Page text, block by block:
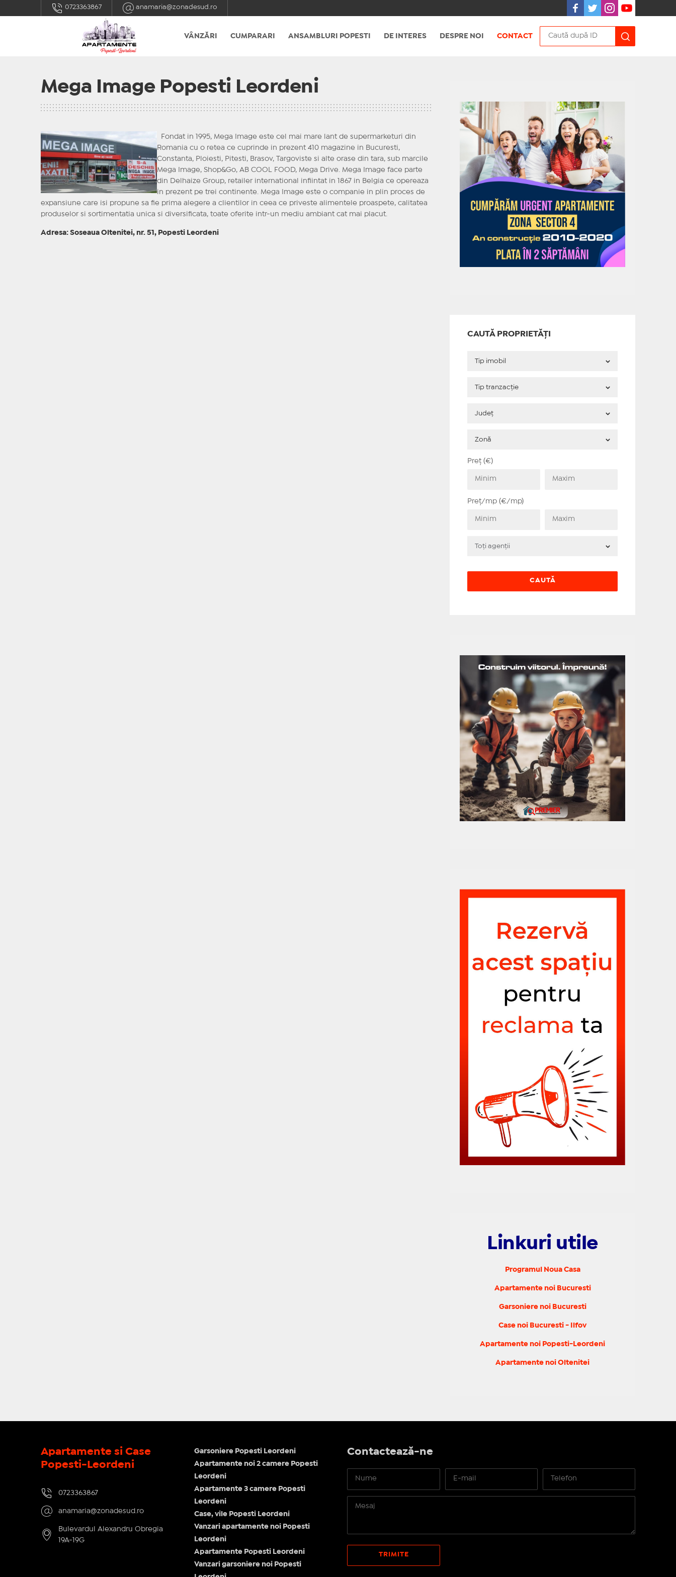
0723363867 anamaria@zonadesud.ro
VÂNZĂRI CUMPARARI ANSAMBLURI POPESTI DE INTERES DESPRE NOI CONTACT
Mega Image Popesti Leordeni
Fondat in 1995, Mega Image este cel mai mare lant de supermarketuri din
Romania cu o retea ce cuprinde in prezent 410 magazine in Bucuresti,
Constanta, Ploiesti, Pitesti, Brasov, Targoviste si alte orase din tara, sub marcile
Mega Image, Shop&Go, AB COOL FOOD, Mega Drive. Mega Image face parte
din Delhaize Group, retailer international infiintat in 1867 in Belgia ce opereaza
in prezent pe trei continente. Mega Image este o companie in plin proces de
expansiune care isi propune sa fie prima alegere a clientilor in ceea ce priveste alimentele proaspete, calitatea
produselor si sortimentatia unica si diversificata, toate oferite intr-un mediu ambiant cat mai placut.
Adresa: Soseaua Oltenitei, nr. 51, Popesti Leordeni
CAUTĂ PROPRIETĂȚI
Preț (€)
Preț/mp (€/mp)
Linkuri utile
Programul Noua Casa
Apartamente noi Bucuresti
Garsoniere noi Bucuresti
Case noi Bucuresti - Ilfov
Apartamente noi Popesti-Leordeni
Apartamente noi Oltenitei
Apartamente si Case
Popesti-Leordeni
0723363867
anamaria@zonadesud.ro
Bulevardul Alexandru Obregia
19A-19G
Garsoniere Popesti Leordeni
Apartamente noi 2 camere Popesti
Leordeni
Apartamente 3 camere Popesti
Leordeni
Case, vile Popesti Leordeni
Vanzari apartamente noi Popesti
Leordeni
Apartamente Popesti Leordeni
Vanzari garsoniere noi Popesti
Contactează-ne